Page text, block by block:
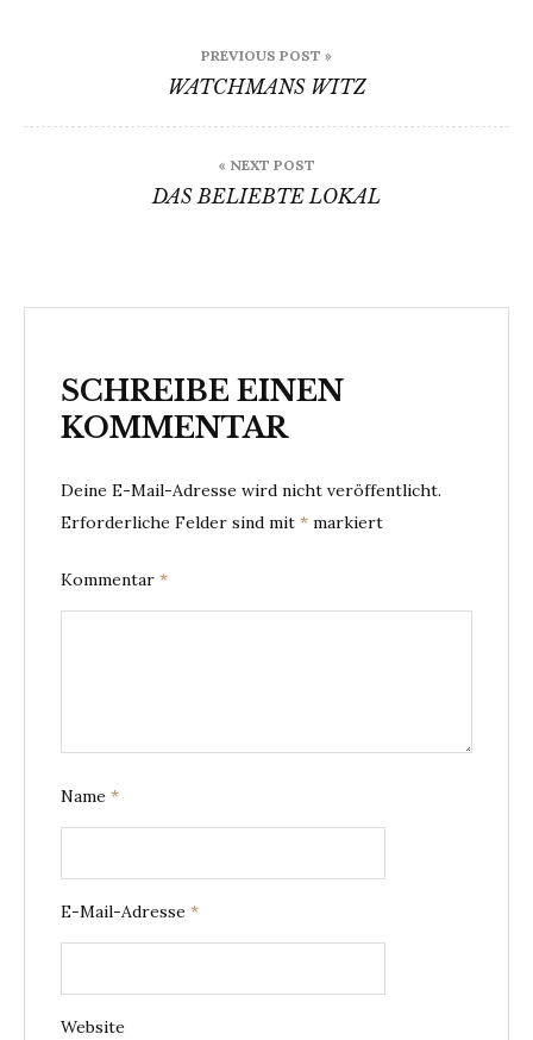
PREVIOUS POST »
WATCHMANS WITZ
« NEXT POST
DAS BELIEBTE LOKAL
SCHREIBE EINEN
KOMMENTAR
Deine E-Mail-Adresse wird nicht veröffentlicht.
Erforderliche Felder sind mit * markiert
Kommentar *
Name *
E-Mail-Adresse *
Website